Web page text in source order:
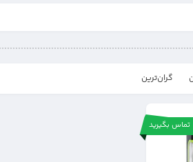
گران‌ترین
تماس بگیرید